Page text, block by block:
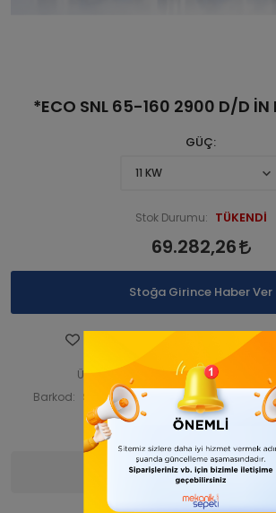
*ECO SNL 65-160 2900 D/D İN
GÜÇ
Stok Durumu: TÜKENDİ
69.282,26
Stoğa Girince Haber Ver
Fiyatı
Ürün Kodu: STNSNL290 00034-
Barkod: STNSNL29000036 İade Bilgisi:
Ürün Bilgisi Yorumlar